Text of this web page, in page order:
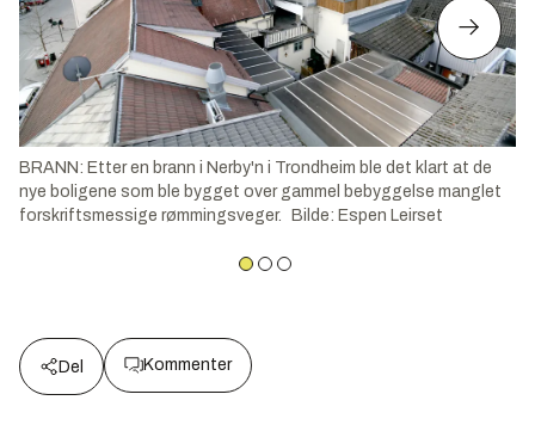
BRANN: Etter en brann i Nerby'n i Trondheim ble det klart at de
nye boligene som ble bygget over gammel bebyggelse manglet
forskriftsmessige rømmingsveger.
Bilde: Espen Leirset
Del Kommenter